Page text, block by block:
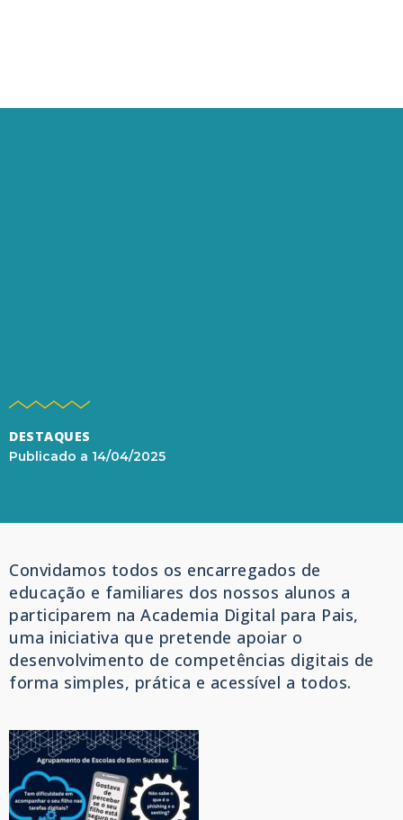
DESTAQUES
Publicado a 14/04/2025
Convidamos todos os encarregados de
educação e familiares dos nossos alunos a
participarem na Academia Digital para Pais,
uma iniciativa que pretende apoiar o
desenvolvimento de competências digitais de
forma simples, prática e acessível a todos.